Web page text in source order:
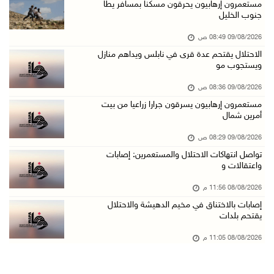
هيئة الجدار: الاحتلال يطرح عطاءً لبناء 627 وح ...
08/آب/2026 10:41 م
إصابة 6 مواطنين خلال هجوم لمستعمرين إرهابيين ...
الاحتلال يقتحم قرية المغير شمال شرق رام الله
08/آب/2026 09:32 م
مستعمرون يهاجمون مسجدا في بلدة إذنا غرب الخلي ...
08/آب/2026 08:27 م
إصابات بالاختناق خلال مواجهات مع الاحتلال في ...
مستعمرون إرهابيون يحرقون مسكنا بمسافر يطا
جنوب الخليل
09/08/2026 08:49 ص
الاحتلال يقتحم عدة قرى في نابلس ويداهم منازل
ويستجوب مو
09/08/2026 08:36 ص
مستعمرون إرهابيون يسرقون جرارا زراعيا من بيت
أمرين شمال
09/08/2026 08:29 ص
تواصل انتهاكات الاحتلال والمستعمرين: إصابات
واعتقالات و
08/08/2026 11:56 م
إصابات بالاختناق في مخيم الدهيشة والاحتلال
يقتحم بلدات
08/08/2026 11:05 م